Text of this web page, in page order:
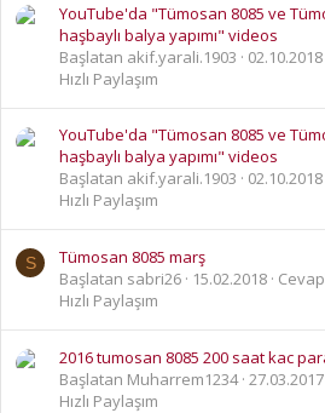
YouTube'da "Tümosan 8085 ve
haşbaylı balya yapımı" videos
Başlatan akif.yarali.1903
02.10.2018
Hızlı Paylaşım
YouTube'da "Tümosan 8085 ve
haşbaylı balya yapımı" videos
Başlatan akif.yarali.1903
02.10.2018
Hızlı Paylaşım
S
Tümosan 8085 marş
Başlatan sabri26
15.02.2018
Hızlı Paylaşım
2016 tumosan 8085 200 saat kac
Başlatan Muharrem1234 27.03.2017
Hızlı Paylaşım